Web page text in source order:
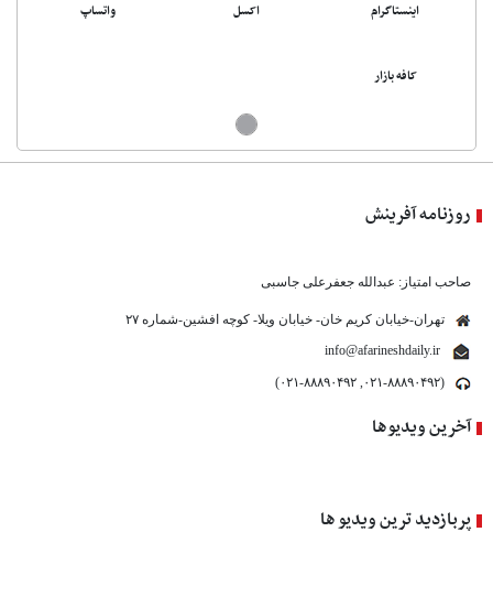
اینستاگرام اکسل واتساپ
کافه بازار
روزنامه آفرینش
صاحب امتیاز: عبدالله جعفرعلی جاسبی
تهران-خیابان کریم خان- خیابان ویلا- کوچه افشین-شماره ۲۷
info@afarineshdaily.ir
(۰۲۱-۸۸۸۹۰۴۹۲, ۰۲۱-۸۸۸۹۰۴۹۲)
آخرین ویدیوها
پربازدید ترین ویدیو ها